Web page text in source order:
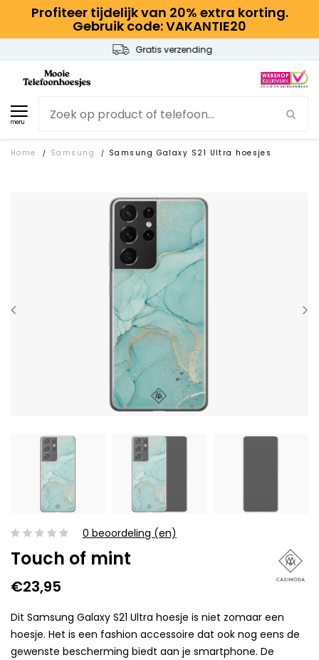
Profiteer tijdelijk van 20% extra korting.
Gebruik code: VAKANTIE20
Gratis verzending
menu
Home / Samsung / Samsung Galaxy S21 Ultra hoesjes
0 beoordeling (en)
Touch of mint
€23,95
Dit Samsung Galaxy S21 Ultra hoesje is niet zomaar een
hoesje. Het is een fashion accessoire dat ook nog eens de
gewenste bescherming biedt aan je smartphone. De